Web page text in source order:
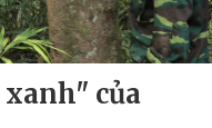
của